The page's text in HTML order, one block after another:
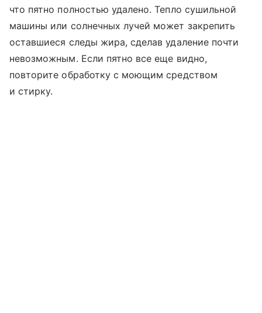
что пятно полностью удалено. Тепло сушильной
машины или солнечных лучей может закрепить
оставшиеся следы жира, сделав удаление почти
невозможным. Если пятно все еще видно,
повторите обработку с моющим средством
и стирку.